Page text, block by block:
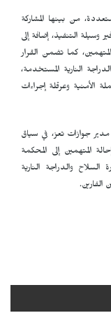
من بينها المشاركة
وسيلة التنفيذ، إضافة إلى
كما تضمن القرار
النارية المستخدمة،
الأمنية وعرقلة إجراءات
مدير جوازات تعز، في سياق
المتهمين إلى المحكمة
السلاح والدراجة النارية
الفارين.